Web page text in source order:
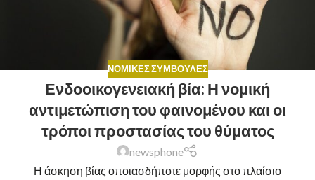
ΝΟΜΙΚΈΣ ΣΥΜΒΟΥΛΈΣ
Ενδοοικογενειακή βία: Η νομική
αντιμετώπιση του φαινομένου και οι
τρόποι προστασίας του θύματος
newsphone
Η άσκηση βίας οποιασδήποτε μορφής στο πλαίσιο